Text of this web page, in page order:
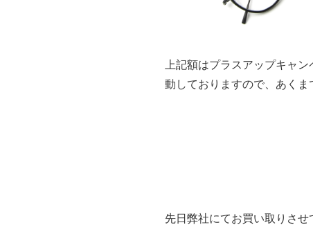
上記額はプラスアップキャ
動しておりますので、あくま
先日弊社にてお買い取りさ